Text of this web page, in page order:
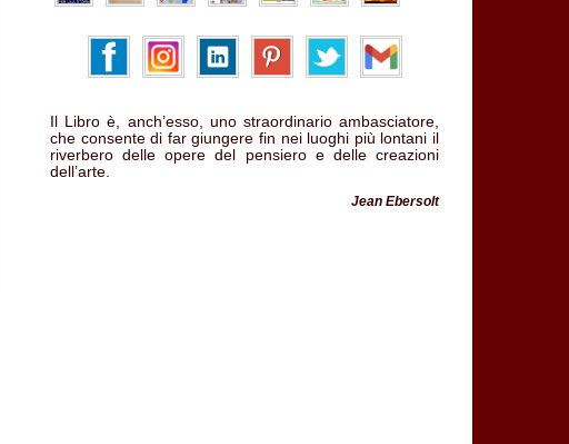
Il Libro è, anch’esso, uno straordinario ambasciatore,
che consente di far giungere fin nei luoghi più lontani il
riverbero delle opere del pensiero e delle creazioni
dell’arte.
Jean Ebersolt